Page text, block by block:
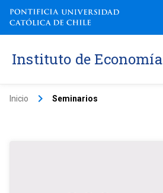
Instituto de Economía
Inicio keyboard_arrow_right Seminarios